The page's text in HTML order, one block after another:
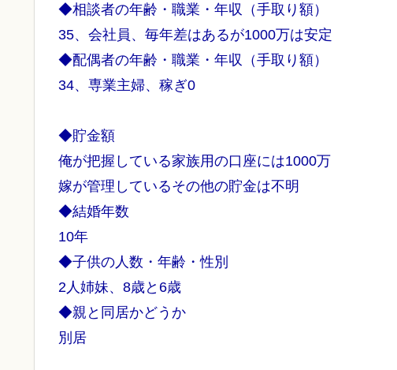
◆相談者の年齢・職業・年収（手取り額）
35、会社員、毎年差はあるが1000万は安定
◆配偶者の年齢・職業・年収（手取り額）
34、専業主婦、稼ぎ0
◆貯金額
俺が把握している家族用の口座には1000万
嫁が管理しているその他の貯金は不明
◆結婚年数
10年
◆子供の人数・年齢・性別
2人姉妹、8歳と6歳
◆親と同居かどうか
別居